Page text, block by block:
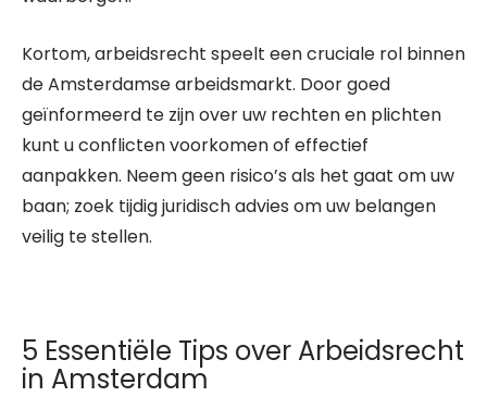
Kortom, arbeidsrecht speelt een cruciale rol binnen
de Amsterdamse arbeidsmarkt. Door goed
geïnformeerd te zijn over uw rechten en plichten
kunt u conflicten voorkomen of effectief
aanpakken. Neem geen risico’s als het gaat om uw
baan; zoek tijdig juridisch advies om uw belangen
veilig te stellen.
5 Essentiële Tips over Arbeidsrecht
in Amsterdam